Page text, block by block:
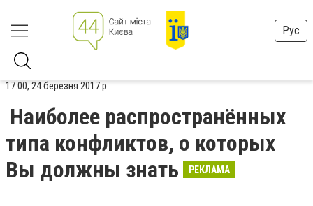
Рус
17:00, 24 березня 2017 р.
Наиболее распространённых
типа конфликтов, о которых
Вы должны знать
РЕКЛАМА